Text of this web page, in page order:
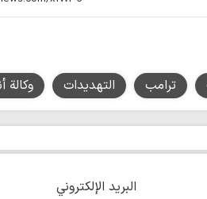
ترامب التهديدات وكالة
البريد الإلكتروني